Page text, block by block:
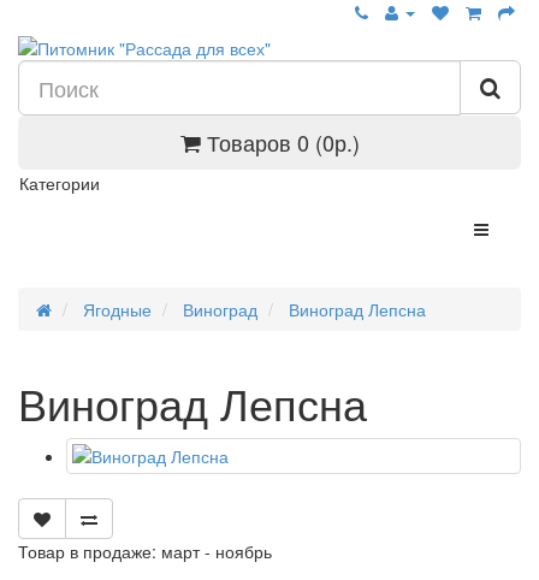
Товаров 0 (0р.)
Категории
Ягодные Виноград Виноград Лепсна
Виноград Лепсна
Товар в продаже: март - ноябрь